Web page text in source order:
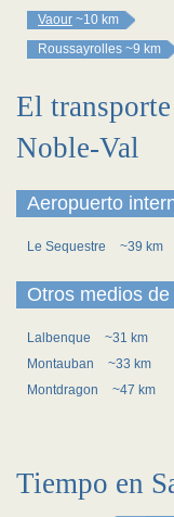
Vaour ~10 km
Roussayrolles ~9 km
El
Noble-Val
Aeropuerto
Le Sequestre ~39 km
Otros medios
Lalbenque
~31 km
Montauban
~33 km
Montdragon
~47 km
Tiempo en